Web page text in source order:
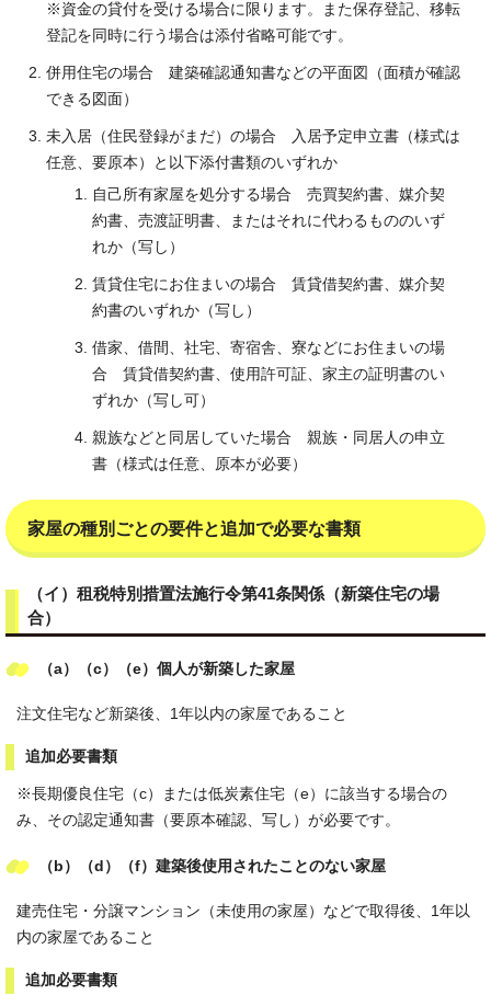
※資金の貸付を受ける場合に限ります。また保存登記、移転
登記を同時に行う場合は添付省略可能です。
併用住宅の場合 建築確認通知書などの平面図（面積が確認
できる図面）
未入居（住民登録がまだ）の場合 入居予定申立書（様式は
任意、要原本）と以下添付書類のいずれか
自己所有家屋を処分する場合 売買契約書、媒介契
約書、売渡証明書、またはそれに代わるもののいず
れか（写し）
賃貸住宅にお住まいの場合 賃貸借契約書、媒介契
約書のいずれか（写し）
借家、借間、社宅、寄宿舎、寮などにお住まいの場
合 賃貸借契約書、使用許可証、家主の証明書のい
ずれか（写し可）
親族などと同居していた場合 親族・同居人の申立
書（様式は任意、原本が必要）
家屋の種別ごとの要件と追加で必要な書類
（イ）租税特別措置法施行令第41条関係（新築住宅の場
合）
（a）（c）（e）個人が新築した家屋
注文住宅など新築後、1年以内の家屋であること
追加必要書類
※長期優良住宅（c）または低炭素住宅（e）に該当する場合の
み、その認定通知書（要原本確認、写し）が必要です。
（b）（d）（f）建築後使用されたことのない家屋
建売住宅・分譲マンション（未使用の家屋）などで取得後、1年以
内の家屋であること
追加必要書類